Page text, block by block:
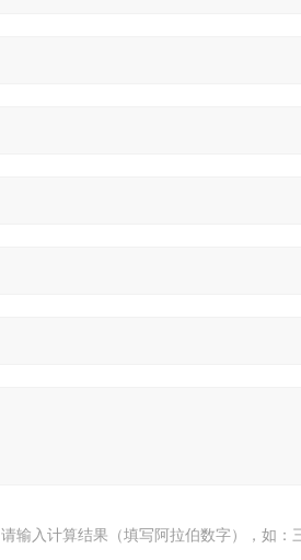
请输入计算结果（填写阿拉伯数字），如：